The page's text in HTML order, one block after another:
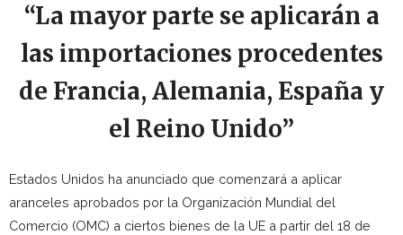
“La mayor parte se aplicarán a
las importaciones procedentes
de Francia, Alemania, España y
el Reino Unido”
Estados Unidos ha anunciado que comenzará a aplicar
aranceles aprobados por la Organización Mundial del
Comercio (OMC) a ciertos bienes de la UE a partir del 18 de